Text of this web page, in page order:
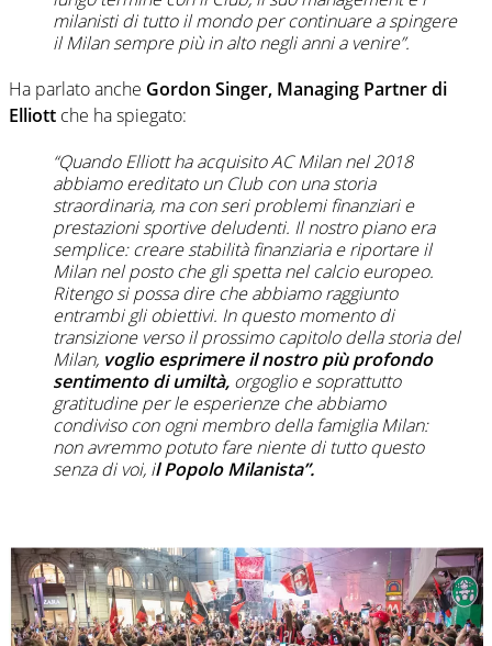
milanisti di tutto il mondo per continuare a spingere
il Milan sempre più in alto negli anni a venire”.
Ha parlato anche Gordon Singer, Managing Partner di
Elliott che ha spiegato:
“Quando Elliott ha acquisito AC Milan nel 2018
abbiamo ereditato un Club con una storia
straordinaria, ma con seri problemi finanziari e
prestazioni sportive deludenti. Il nostro piano era
semplice: creare stabilità finanziaria e riportare il
Milan nel posto che gli spetta nel calcio europeo.
Ritengo si possa dire che abbiamo raggiunto
entrambi gli obiettivi. In questo momento di
transizione verso il prossimo capitolo della storia del
Milan, voglio esprimere il nostro più profondo
sentimento di umiltà, orgoglio e soprattutto
gratitudine per le esperienze che abbiamo
condiviso con ogni membro della famiglia Milan:
non avremmo potuto fare niente di tutto questo
senza di voi, il Popolo Milanista”.